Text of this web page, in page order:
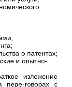
о патентах;
и опытно-
изложение
пере-говорах с